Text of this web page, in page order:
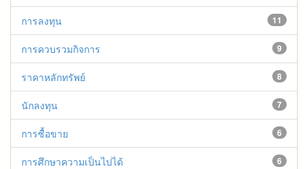
11
การลงทุน
9
การควบรวมกิจการ
8
ราคาหลักทรัพย์
7
นักลงทุน
6
การซื้อขาย
6
การศึกษาความเป็นไปได้